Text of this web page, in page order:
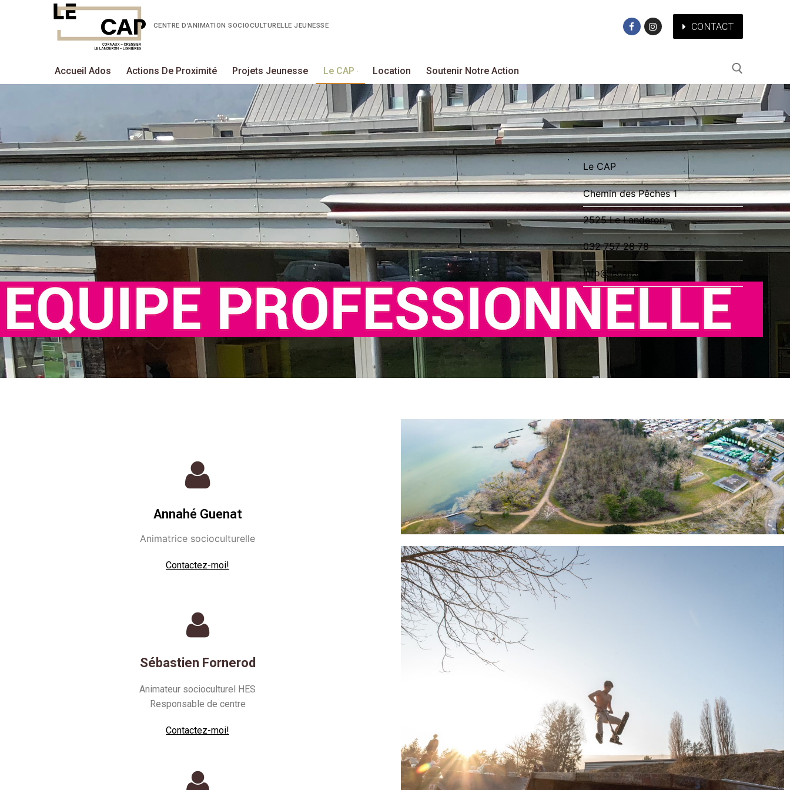
CENTRE D'ANIMATION SOCIOCULTURELLE JEUNESSE CONTACT
Accueil Ados Actions De Proximité Projets Jeunesse Le CAP Location Soutenir Notre Action
Accueil Ados
Actions de proximité
Projets Jeunesse
Le CAP
L’équipe
Association
Historique
Rapports d’activité
Location
Soutenir notre action
Annahé Guenat
Animatrice socioculturelle
Contactez-moi!
Sébastien Fornerod
Animateur socioculturel HES
Responsable de centre
Contactez-moi!
ABOUT CHARITY
Le CAP
Chemin des Pêches 1
2525 Le Landeron
032 757 28 78
info@lecap.ch